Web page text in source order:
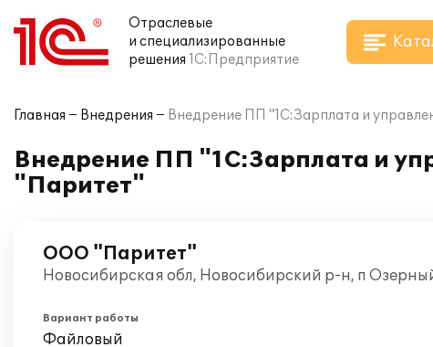
Отраслевые
и специализированные
решения 1С:Предприятие
Главная Внедрения Внедрение ПП "1С:Зарплата и
Внедрение ПП "1С:Зарплата и
"Паритет"
ООО "Паритет"
Новосибирская обл, Новосибирский р-н, п
Вариант работы
Файловый